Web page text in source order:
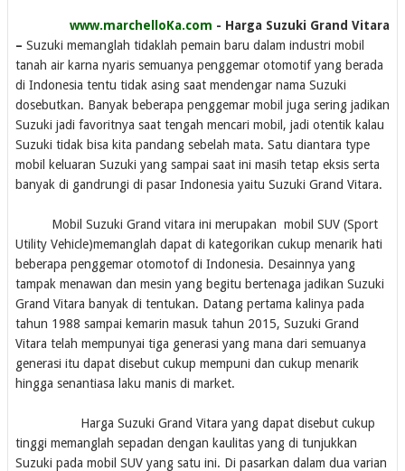
www.marchelloKa.com - Harga Suzuki Grand Vitara
– Suzuki memanglah tidaklah pemain baru dalam industri mobil
tanah air karna nyaris semuanya penggemar otomotif yang berada
di Indonesia tentu tidak asing saat mendengar nama Suzuki
dosebutkan. Banyak beberapa penggemar mobil juga sering jadikan
Suzuki jadi favoritnya saat tengah mencari mobil, jadi otentik kalau
Suzuki tidak bisa kita pandang sebelah mata. Satu diantara type
mobil keluaran Suzuki yang sampai saat ini masih tetap eksis serta
banyak di gandrungi di pasar Indonesia yaitu Suzuki Grand Vitara.
Mobil Suzuki Grand vitara ini merupakan mobil SUV (Sport
Utility Vehicle)memanglah dapat di kategorikan cukup menarik hati
beberapa penggemar otomotof di Indonesia. Desainnya yang
tampak menawan dan mesin yang begitu bertenaga jadikan Suzuki
Grand Vitara banyak di tentukan. Datang pertama kalinya pada
tahun 1988 sampai kemarin masuk tahun 2015, Suzuki Grand
Vitara telah mempunyai tiga generasi yang mana dari semuanya
generasi itu dapat disebut cukup mempuni dan cukup menarik
hingga senantiasa laku manis di market.
Harga Suzuki Grand Vitara yang dapat disebut cukup
tinggi memanglah sepadan dengan kaulitas yang di tunjukkan
Suzuki pada mobil SUV yang satu ini. Di pasarkan dalam dua varian